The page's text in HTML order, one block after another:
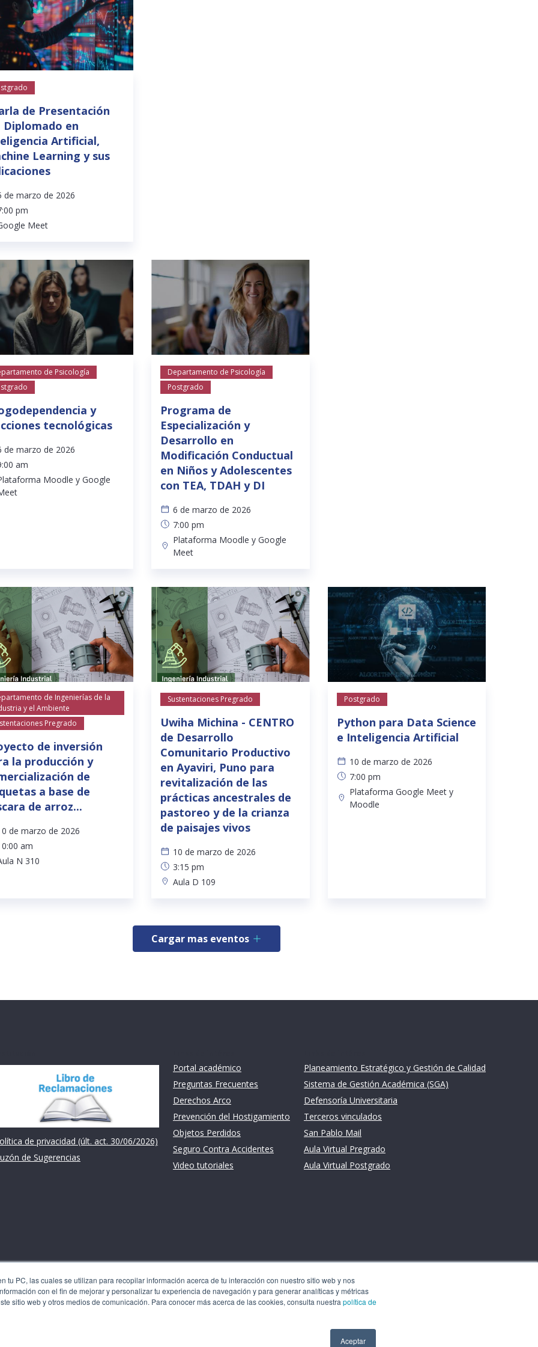
tu PC, las cuales se utilizan para recopilar información acerca de tu interacción con nuestro sitio web y nos
con el fin de mejorar y personalizar tu experiencia de navegación y para generar analíticas y métricas
sitio web y otros medios de comunicación. Para conocer más acerca de las cookies, consulta nuestra política de
Aceptar
de Presentación
Diplomado en
Artificial,
Learning y sus
de marzo de 2026
pm
Meet
de Psicología
y
tecnológicas
de marzo de 2026
am
Moodle y Google
Departamento de Psicología
Postgrado
Programa de
Especialización y
Desarrollo en
Modificación Conductual
en Niños y Adolescentes
con TEA, TDAH y DI
6 de marzo de 2026
7:00 pm
Plataforma Moodle y Google
Meet
de Ingenierías de la
y el Ambiente
Pregrado
de inversión
la producción y
de
a base de
de arroz...
de marzo de 2026
am
N 310
Sustentaciones Pregrado
Uwiha Michina - CENTRO
de Desarrollo
Comunitario Productivo
en Ayaviri, Puno para
revitalización de las
prácticas ancestrales de
pastoreo y de la crianza
de paisajes vivos
10 de marzo de 2026
3:15 pm
Aula D 109
Postgrado
Python para Data Science
e Inteligencia Artificial
10 de marzo de 2026
7:00 pm
Plataforma Google Meet y
Moodle
Cargar mas eventos
de privacidad (últ. act. 30/06/2026)
de Sugerencias
Portal académico
Preguntas Frecuentes
Derechos Arco
Prevención del Hostigamiento
Objetos Perdidos
Seguro Contra Accidentes
Video tutoriales
Planeamiento Estratégico y Gestión de Calidad
Sistema de Gestión Académica (SGA)
Defensoría Universitaria
Terceros vinculados
San Pablo Mail
Aula Virtual Pregrado
Aula Virtual Postgrado
se utilizan para recopilar información acerca de tu
Usamos esta información con el fin de mejorar y